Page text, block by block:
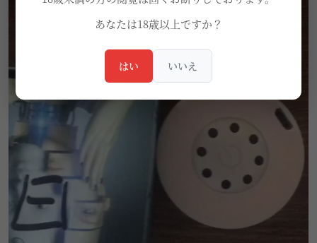
あなたは18歳以上ですか？
はい いいえ